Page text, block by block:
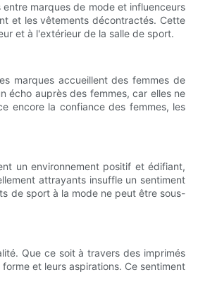
marques de mode et influenceurs
et les vêtements décontractés. Cette
et à l'extérieur de la salle de sport.
marques accueillent des femmes de
écho auprès des femmes, car elles ne
encore la confiance des femmes, les
un environnement positif et édifiant,
attrayants insuffle un sentiment
de sport à la mode ne peut être sous-
Que ce soit à travers des imprimés
et leurs aspirations. Ce sentiment